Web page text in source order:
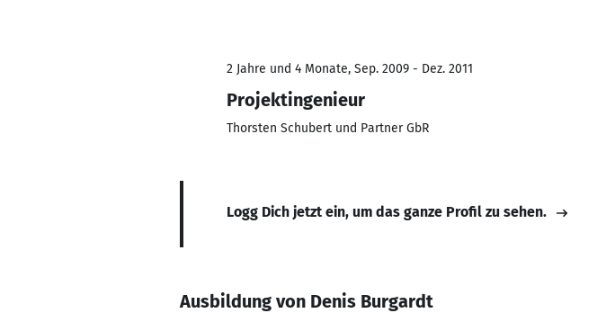
2 Jahre und 4 Monate, Sep. 2009 - Dez. 2011
Projektingenieur
Thorsten Schubert und Partner GbR
Logg Dich jetzt ein, um das ganze Profil zu sehen.
Ausbildung von Denis Burgardt